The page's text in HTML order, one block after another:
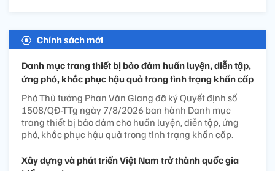
Chính sách mới
Danh mục trang thiết bị bảo đảm huấn luyện, diễn tập,
ứng phó, khắc phục hậu quả trong tình trạng khẩn cấp
Phó Thủ tướng Phan Văn Giang đã ký Quyết định số
1508/QĐ-TTg ngày 7/8/2026 ban hành Danh mục
trang thiết bị bảo đảm cho huấn luyện, diễn tập, ứng
phó, khắc phục hậu quả trong tình trạng khẩn cấp.
Xây dựng và phát triển Việt Nam trở thành quốc gia